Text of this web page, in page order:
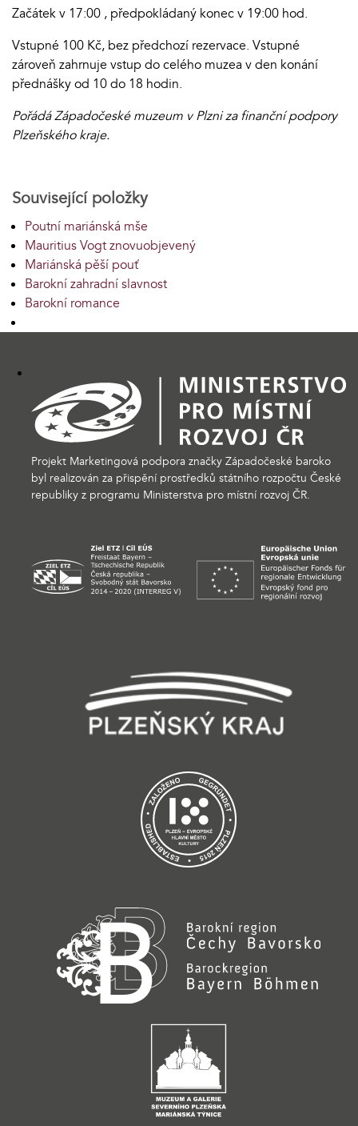
Začátek v 17:00 , předpokládaný konec v 19:00 hod.
Vstupné 100 Kč, bez předchozí rezervace. Vstupné
zároveň zahrnuje vstup do celého muzea v den konání
přednášky od 10 do 18 hodin.
Pořádá Západočeské muzeum v Plzni za finanční podpory
Plzeňského kraje.
Související položky
Poutní mariánská mše
Mauritius Vogt znovuobjevený
Mariánská pěší pouť
Barokní zahradní slavnost
Barokní romance
Projekt Marketingová podpora značky Západočeské baroko
byl realizován za přispění prostředků státního rozpočtu České
republiky z programu Ministerstva pro místní rozvoj ČR.